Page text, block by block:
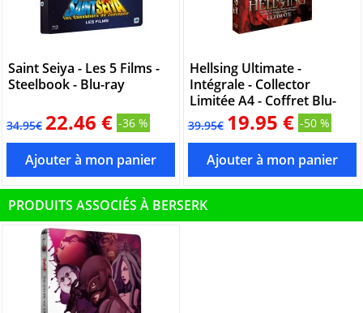
Saint Seiya - Les 5 Films -
Steelbook - Blu-ray
34.95€ 22.46 € -36 %
Hellsing Ultimate -
Intégrale - Collector
Limitée A4 - Coffret Blu-
39.95€ 19.95 € -50 %
PRODUITS ASSOCIÉS À BERSERK